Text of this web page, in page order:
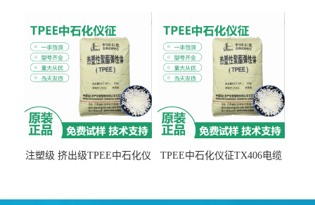
注塑级 挤出级TPEE中石化仪
TPEE中石化仪征TX406电缆